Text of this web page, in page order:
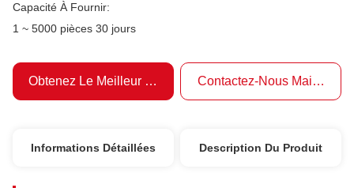
Capacité À Fournir:
1 ~ 5000 pièces 30 jours
Obtenez Le Meilleur Prix Contactez-Nous Maintenant
Informations Détaillées Description Du Produit